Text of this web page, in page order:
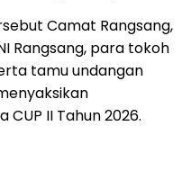
Camat Rangsang,
Rangsang, para tokoh
tamu undangan
II Tahun 2026.